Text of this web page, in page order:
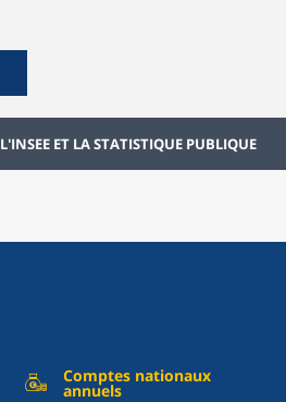
L'INSEE ET LA STATISTIQUE PUBLIQUE
Comptes nationaux
annuels